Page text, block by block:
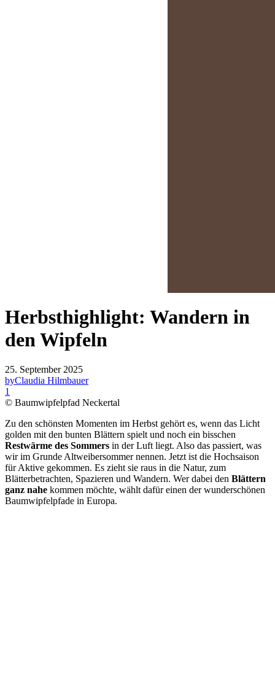
Herbsthighlight: Wandern in
den Wipfeln
25. September 2025
byClaudia Hilmbauer
1
© Baumwipfelpfad Neckertal
Zu den schönsten Momenten im Herbst gehört es, wenn das Licht
golden mit den bunten Blättern spielt und noch ein bisschen
Restwärme des Sommers in der Luft liegt. Also das passiert, was
wir im Grunde Altweibersommer nennen. Jetzt ist die Hochsaison
für Aktive gekommen. Es zieht sie raus in die Natur, zum
Blätterbetrachten, Spazieren und Wandern. Wer dabei den Blättern
ganz nahe kommen möchte, wählt dafür einen der wunderschönen
Baumwipfelpfade in Europa.